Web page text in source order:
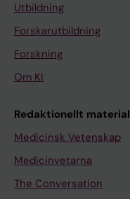
Utbildning
Forskarutbildning
Forskning
Om KI
Redaktionellt material
Medicinsk Vetenskap
Medicinvetarna
The Conversation